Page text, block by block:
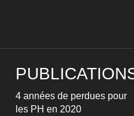
4 années de perdues pour
les PH en 2020